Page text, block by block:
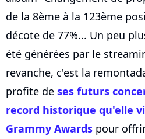
de la 8ème à la 123ème
décote de 77%... Un peu
été générées par le
revanche, c'est la
profite de ses futurs
record historique qu'elle
Grammy Awards pour